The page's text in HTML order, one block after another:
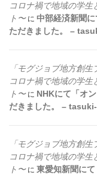
コロナ禍で地域の学
ト〜に 中部経済新聞
ただきました。 –
「モグジョブ地方創
コロナ禍で地域の学
ト〜に NHKにて「オ
だきました。 –
「モグジョブ地方創
コロナ禍で地域の学
ト〜に 東愛知新聞に